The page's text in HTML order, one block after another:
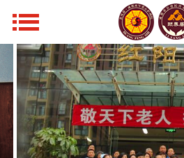
网站导航
首页
走进颐养居
领导风采